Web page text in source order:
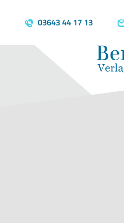
03643 44 17 13
template=book, parent=/